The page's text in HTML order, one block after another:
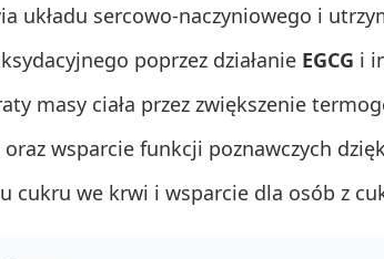
układu sercowo-naczyniowego i
poprzez działanie EGCG i
masy ciała przez zwiększenie
wsparcie funkcji poznawczych
cukru we krwi i wsparcie dla osób z